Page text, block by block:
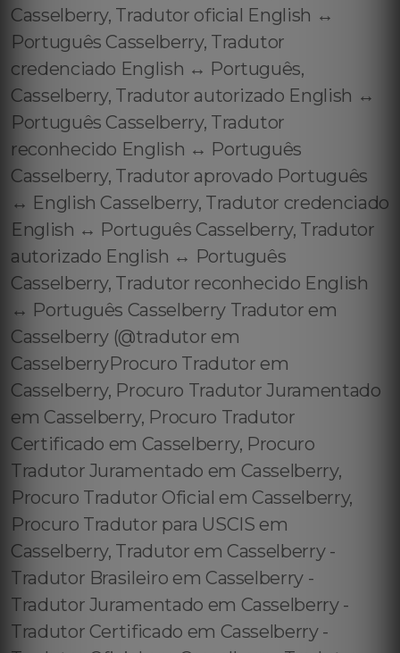
Casselberry, Tradutor oficial English ↔️
Português Casselberry, Tradutor
credenciado English ↔️ Português,
Casselberry, Tradutor autorizado English ↔️
Português Casselberry, Tradutor
reconhecido English ↔️ Português
Casselberry, Tradutor aprovado Português
↔️ English Casselberry, Tradutor credenciado
English ↔️ Português Casselberry, Tradutor
autorizado English ↔️ Português
Casselberry, Tradutor reconhecido English
↔️ Português Casselberry Tradutor em
Casselberry (@tradutor em
CasselberryProcuro Tradutor em
Casselberry, Procuro Tradutor Juramentado
em Casselberry, Procuro Tradutor
Certificado em Casselberry, Procuro
Tradutor Juramentado em Casselberry,
Procuro Tradutor Oficial em Casselberry,
Procuro Tradutor para USCIS em
Casselberry, Tradutor em Casselberry -
Tradutor Brasileiro em Casselberry -
Tradutor Juramentado em Casselberry -
Tradutor Certificado em Casselberry -